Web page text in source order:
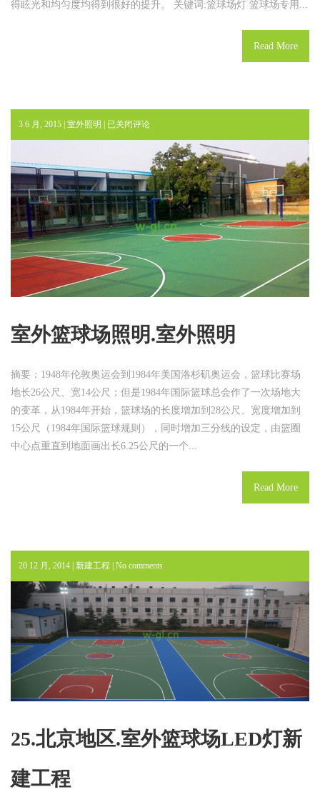
得眩光和均匀度均得到很好的提升。 关键词:篮球场灯 篮球场专用...
Read More
3 6 月, 2015 | 室外照明
室
外
球
场
照
明.
室
照
明
已关闭评论
室外篮球场照明.室外照明
摘要：1948年伦敦奥运会到1984年美国洛杉矶奥运会，篮球比赛场
地长26公尺、宽14公尺；但是1984年国际篮球总会作了一次场地大
的变革，从1984年开始，篮球场的长度增加到28公尺、宽度增加到
15公尺（1984年国际篮球规则），同时增加三分线的设定，由篮圈
中心点重直到地面画出长6.25公尺的一个...
Read More
20 12 月, 2014 | 新建工程 No comments
25.北京地区.室外篮球场LED灯新
建工程